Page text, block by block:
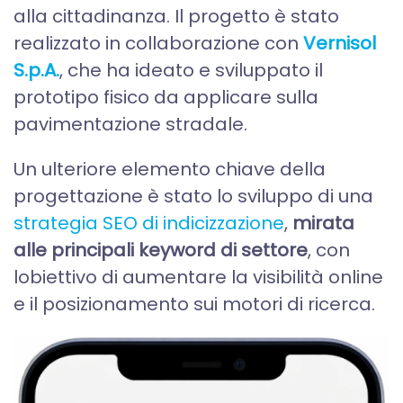
alla cittadinanza. Il progetto è stato
realizzato in collaborazione con Vernisol
S.p.A., che ha ideato e sviluppato il
prototipo fisico da applicare sulla
pavimentazione stradale.
Un ulteriore elemento chiave della
progettazione è stato lo sviluppo di una
strategia SEO di indicizzazione, mirata
alle principali keyword di settore, con
lobiettivo di aumentare la visibilità online
e il posizionamento sui motori di ricerca.